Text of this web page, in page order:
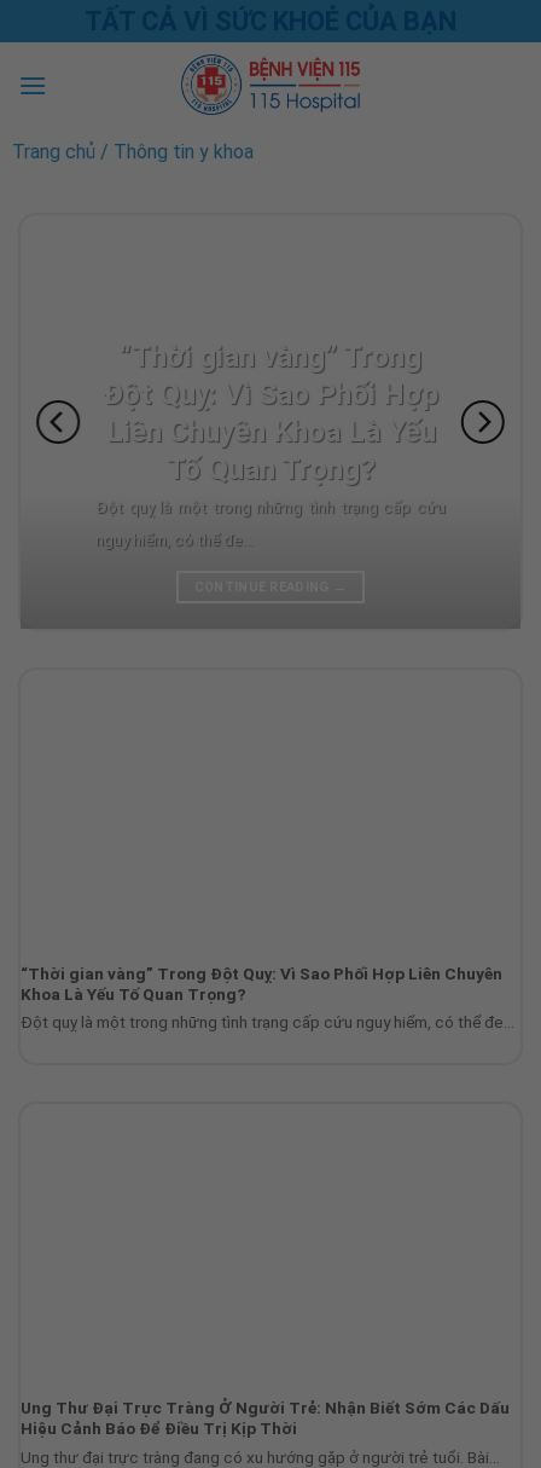
to
content
Trang chủ / Thông tin y khoa
“Thời gian vàng” Trong
Đột Quỵ: Vì Sao Phối Hợp
Liên Chuyên Khoa Là Yếu
Tố Quan Trọng?
Đột quỵ là một trong những tình trạng cấp cứu
nguy hiểm, có thể đe...
“Thời gian vàng” Trong Đột Quỵ: Vì Sao Phối Hợp Liên Chuyên
Khoa Là Yếu Tố Quan Trọng?
Đột quỵ là một trong những tình trạng cấp cứu nguy hiểm, có thể đe...
Ung Thư Đại Trực Tràng Ở Người Trẻ: Nhận Biết Sớm Các Dấu
Hiệu Cảnh Báo Để Điều Trị Kịp Thời
Ung thư đại trực tràng đang có xu hướng gặp ở người trẻ tuổi. Bài...